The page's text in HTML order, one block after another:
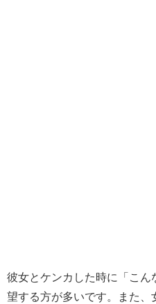
彼女とケンカした時に「こ
望する方が多いです。また